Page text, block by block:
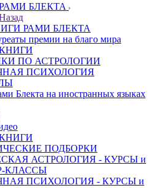
БЛЕКТА
РАМИ БЛЕКТА
премии на благо мира
ПО АСТРОЛОГИИ
ПСИХОЛОГИЯ
Блекта на иностранных языках
ПОДБОРКИ
АСТРОЛОГИЯ - КУРСЫ и
КЛАССЫ
ПСИХОЛОГИЯ - КУРСЫ и